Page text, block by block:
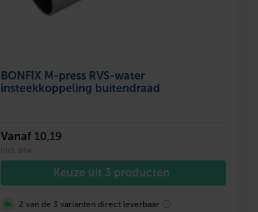
BONFIX M-press RVS-water
insteekkoppeling buitendraad
Vanaf 10,19
incl. btw
Keuze uit 3 producten
2 van de 3 varianten direct leverbaar